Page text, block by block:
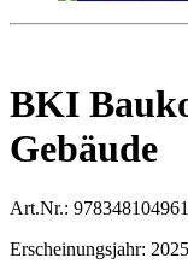
BKI
Gebäude
Art.Nr.:
Erscheinungsjahr: 2025